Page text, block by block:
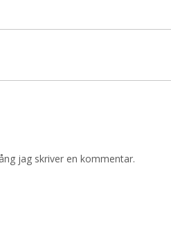
jag skriver en kommentar.